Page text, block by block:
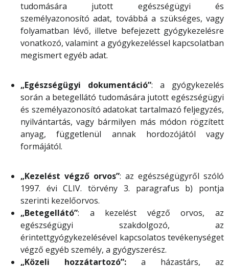
tudomására jutott egészségügyi és
személyazonosító adat, továbbá a szükséges, vagy
folyamatban lévő, illetve befejezett gyógykezelésre
vonatkozó, valamint a gyógykezeléssel kapcsolatban
megismert egyéb adat.
„Egészségügyi dokumentáció”: a gyógykezelés
során a betegellátó tudomására jutott egészségügyi
és személyazonosító adatokat tartalmazó feljegyzés,
nyilvántartás, vagy bármilyen más módon rögzített
anyag, függetlenül annak hordozójától vagy
formájától.
„Kezelést végző orvos”: az egészségügyről szóló
1997. évi CLIV. törvény 3. paragrafus b) pontja
szerinti kezelőorvos.
„Betegellátó”: a kezelést végző orvos, az
egészségügyi szakdolgozó, az
érintettgyógykezelésével kapcsolatos tevékenységet
végző egyéb személy, a gyógyszerész.
„Közeli hozzátartozó”: a házastárs, az